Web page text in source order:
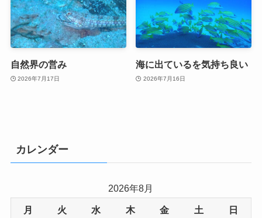
自然界の営み
2026年7月17日
海に出ているを気持ち良い
2026年7月16日
カレンダー
2026年8月
月 火 水 木 金 土 日